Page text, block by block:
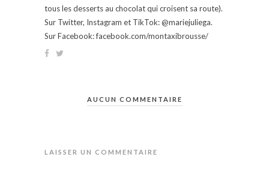
tous les desserts au chocolat qui croisent sa route).
Sur Twitter, Instagram et TikTok: @mariejuliega.
Sur Facebook: facebook.com/montaxibrousse/
AUCUN COMMENTAIRE
LAISSER UN COMMENTAIRE